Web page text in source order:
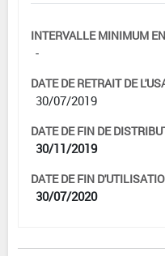
INTERVALLE MINIMUM
-
DATE DE RETRAIT DE
30/07/2019
DATE DE FIN DE
30/11/2019
DATE DE FIN
30/07/2020